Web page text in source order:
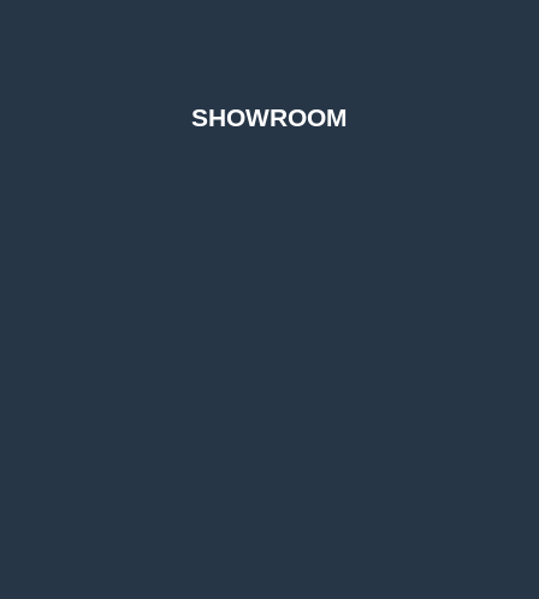
SHOWROOM